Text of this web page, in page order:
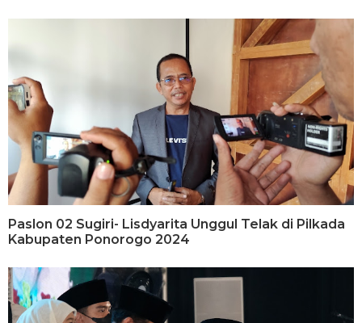
Paslon 02 Sugiri- Lisdyarita Unggul Telak di Pilkada
Kabupaten Ponorogo 2024